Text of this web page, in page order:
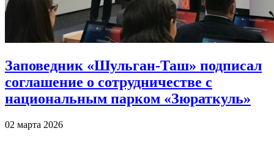
Заповедник «Шульган-Таш» подписал
соглашение о сотрудничестве с
национальным парком «Зюраткуль»
02 марта 2026